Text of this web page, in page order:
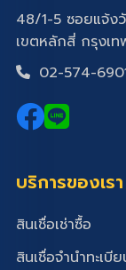
48/1-5 ซอยแจ้ง
เขตหลักสี่ กรุงเท
02-574-
บริการของเรา
สินเชื่อเช่าซื้อ
สินเชื่อจำนำทะเบี